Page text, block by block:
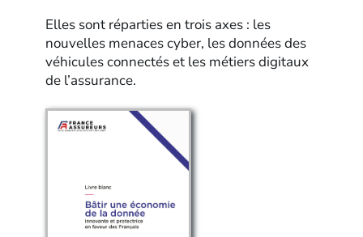
Elles sont réparties en trois axes : les
nouvelles menaces cyber, les données des
véhicules connectés et les métiers digitaux
de l’assurance.